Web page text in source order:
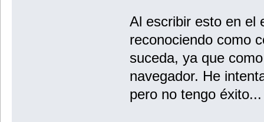
Al escribir esto en el
reconociendo como
suceda, ya que
navegador. He
pero no tengo éxito...